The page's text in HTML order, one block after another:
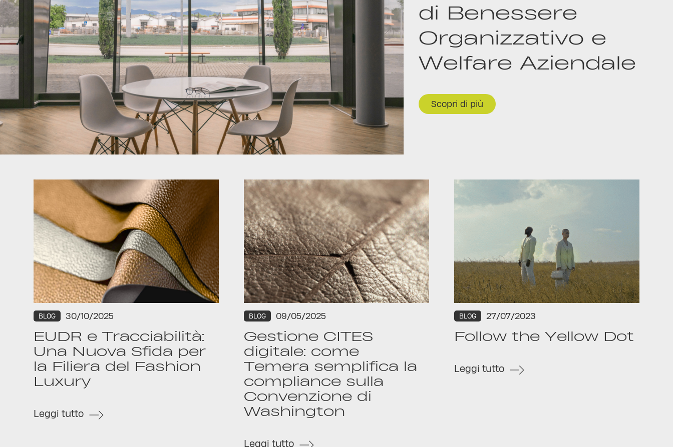
di Benessere
Organizzativo e
Welfare Aziendale
Scopri di più
BLOG 30/10/2025
EUDR e Tracciabilità:
Una Nuova Sfida per
la Filiera del Fashion
Luxury
Leggi tutto
BLOG 09/05/2025
Gestione CITES
digitale: come
Temera semplifica la
compliance sulla
Convenzione di
Washington
Leggi tutto
BLOG 27/07/2023
Follow the Yellow Dot
Leggi tutto